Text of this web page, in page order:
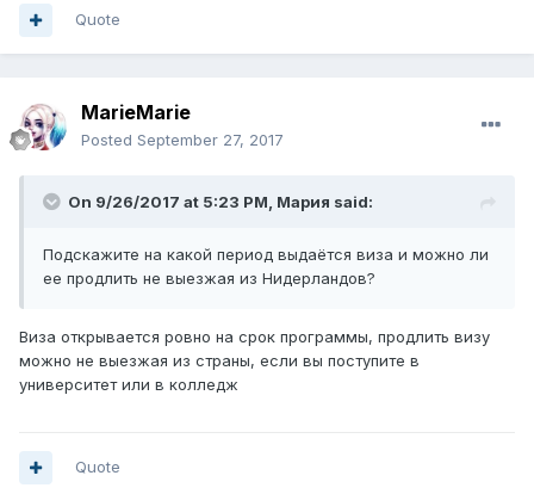
Quote
MarieMarie
Posted September 27, 2017
On 9/26/2017 at 5:23 PM, Мария said:
Подскажите на какой период выдаётся виза и можно ли
ее продлить не выезжая из Нидерландов?
Виза открывается ровно на срок программы, продлить визу
можно не выезжая из страны, если вы поступите в
университет или в колледж
Quote